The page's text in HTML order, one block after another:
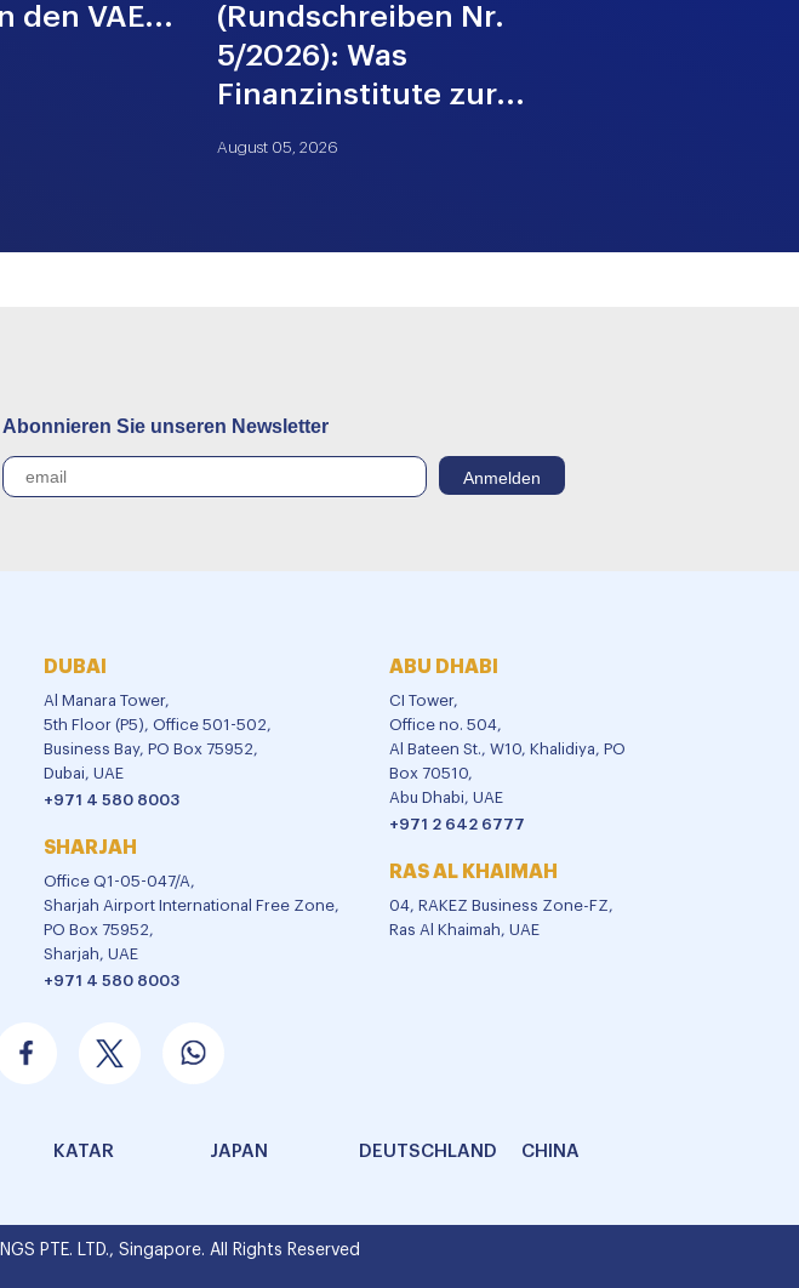
den VAE...
(Rundschreiben Nr.
5/2026): Was
Finanzinstitute zur...
August 05, 2026
Abonnieren Sie unseren Newsletter
DUBAI
Al Manara Tower,
5th Floor (P5), Office 501-502,
Business Bay, PO Box 75952,
Dubai, UAE
+971 4 580 8003
SHARJAH
Office Q1-05-047/A,
Sharjah Airport International Free Zone,
PO Box 75952,
Sharjah, UAE
+971 4 580 8003
ABU DHABI
CI Tower,
Office no. 504,
Al Bateen St., W10, Khalidiya, PO
Box 70510,
Abu Dhabi, UAE
+971 2 642 6777
RAS AL KHAIMAH
04, RAKEZ Business Zone-FZ,
Ras Al Khaimah, UAE
KATAR JAPAN DEUTSCHLAND CHINA
PTE. LTD., Singapore. All Rights Reserved